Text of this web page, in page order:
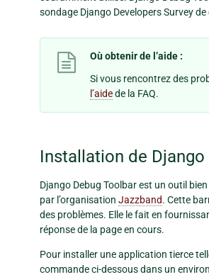
sondage Django Developers Survey
Où obtenir de l’aide :
Si vous rencontrez des
l’aidede la FAQ.
Installation de
Django Debug Toolbar est un outil
par l’organisation Jazzband. Cette
des problèmes. Elle le fait en
réponse de la page en cours.
Pour installer une application tierce
commande ci-dessous dans un